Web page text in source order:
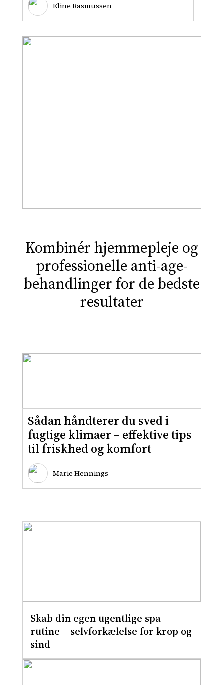
Eline Rasmussen
Kombinér hjemmepleje og
professionelle anti-age-
behandlinger for de bedste
resultater
Sådan håndterer du sved i
fugtige klimaer – effektive tips
til friskhed og komfort
Marie Hennings
Skab din egen ugentlige spa-
rutine – selvforkælelse for krop og
sind